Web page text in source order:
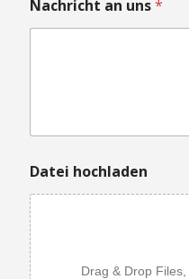
h
t
i
Nachricht an uns*
Datei hochladen
Drag & Drop Files,